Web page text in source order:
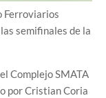
Ferroviarios
semifinales de la
Complejo SMATA
por Cristian Coria